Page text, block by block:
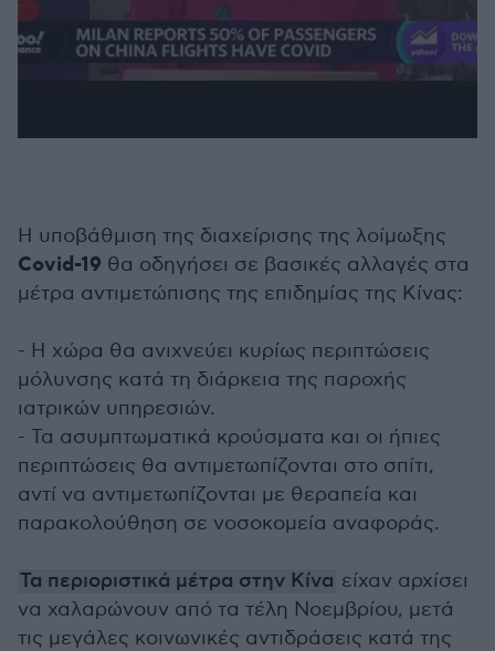
Η υποβάθμιση της διαχείρισης της λοίμωξης
Covid-19 θα οδηγήσει σε βασικές αλλαγές στα
μέτρα αντιμετώπισης της επιδημίας της Κίνας:
- Η χώρα θα ανιχνεύει κυρίως περιπτώσεις
μόλυνσης κατά τη διάρκεια της παροχής
ιατρικών υπηρεσιών.
- Τα ασυμπτωματικά κρούσματα και οι ήπιες
περιπτώσεις θα αντιμετωπίζονται στο σπίτι,
αντί να αντιμετωπίζονται με θεραπεία και
παρακολούθηση σε νοσοκομεία αναφοράς.
Τα περιοριστικά μέτρα στην Κίνα είχαν αρχίσει
να χαλαρώνουν από τα τέλη Νοεμβρίου, μετά
τις μεγάλες κοινωνικές αντιδράσεις κατά της